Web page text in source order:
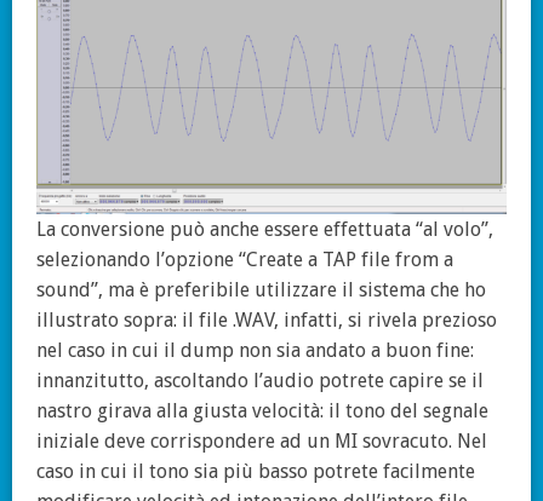
La conversione può anche essere effettuata “al volo”,
selezionando l’opzione “Create a TAP file from a
sound”, ma è preferibile utilizzare il sistema che ho
illustrato sopra: il file .WAV, infatti, si rivela prezioso
nel caso in cui il dump non sia andato a buon fine:
innanzitutto, ascoltando l’audio potrete capire se il
nastro girava alla giusta velocità: il tono del segnale
iniziale deve corrispondere ad un MI sovracuto. Nel
caso in cui il tono sia più basso potrete facilmente